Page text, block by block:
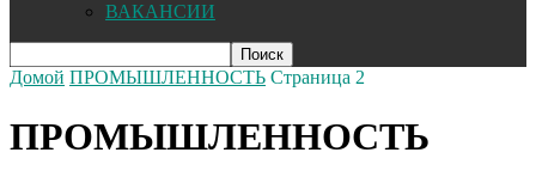
ВАКАНСИИ
Домой ПРОМЫШЛЕННОСТЬ Страница 2
ПРОМЫШЛЕННОСТЬ